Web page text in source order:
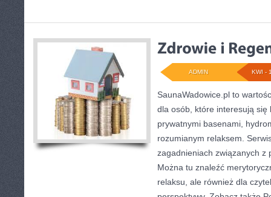
KWI -
ADMIN
SaunaWadowice.pl to
dla osób, które interesują się
prywatnymi basenami,
rozumianym relaksem.
zagadnieniach związanych z
Można tu znaleźć
relaksu, ale również dla